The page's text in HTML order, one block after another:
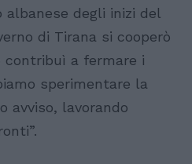
albanese degli inizi del
di Tirana si cooperò
contribuì a fermare i
sperimentare la
avviso, lavorando